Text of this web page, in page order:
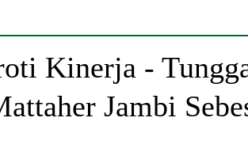
Kinerja -
Jambi